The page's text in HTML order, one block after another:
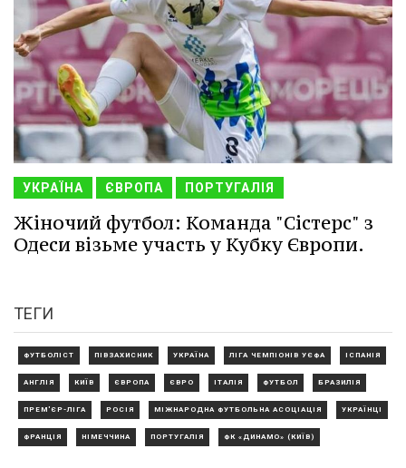
УКРАЇНА ЄВРОПА ПОРТУГАЛІЯ
Жіночий футбол: Команда "Сістерс" з
Одеси візьме участь у Кубку Європи.
ТЕГИ
ФУТБОЛІСТ ПІВЗАХИСНИК УКРАЇНА ЛІГА ЧЕМПІОНІВ УЄФА ІСПАНІЯ
АНГЛІЯ КИЇВ ЄВРОПА ЄВРО ІТАЛІЯ ФУТБОЛ БРАЗИЛІЯ
ПРЕМ'ЄР-ЛІГА РОСІЯ МІЖНАРОДНА ФУТБОЛЬНА АСОЦІАЦІЯ УКРАЇНЦІ
ФРАНЦІЯ НІМЕЧЧИНА ПОРТУГАЛІЯ ФК «ДИНАМО» (КИЇВ)